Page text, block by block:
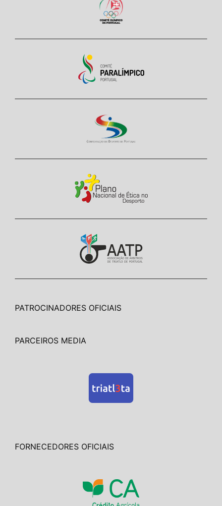
PATROCINADORES OFICIAIS
PARCEIROS MEDIA
FORNECEDORES OFICIAIS